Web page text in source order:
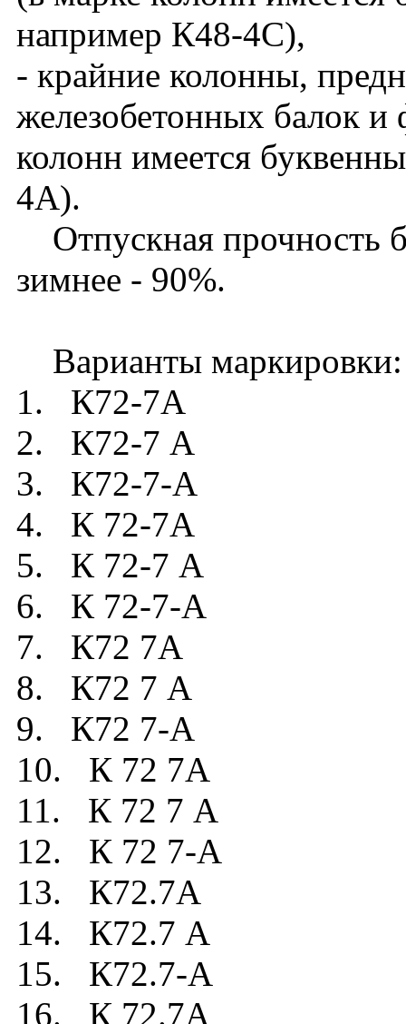
например К48-4С),
- крайние колонны,
железобетонных балок и
колонн имеется
4А).
Отпускная прочность
зимнее - 90%.
Варианты маркировки:
1. К72-7А
2. К72-7 А
3. К72-7-А
4. К 72-7А
5. К 72-7 А
6. К 72-7-А
7. К72 7А
8. К72 7 А
9. К72 7-А
10. К 72 7А
11. К 72 7 А
12. К 72 7-А
13. К72.7А
14. К72.7 А
15. К72.7-А
16. К 72.7А